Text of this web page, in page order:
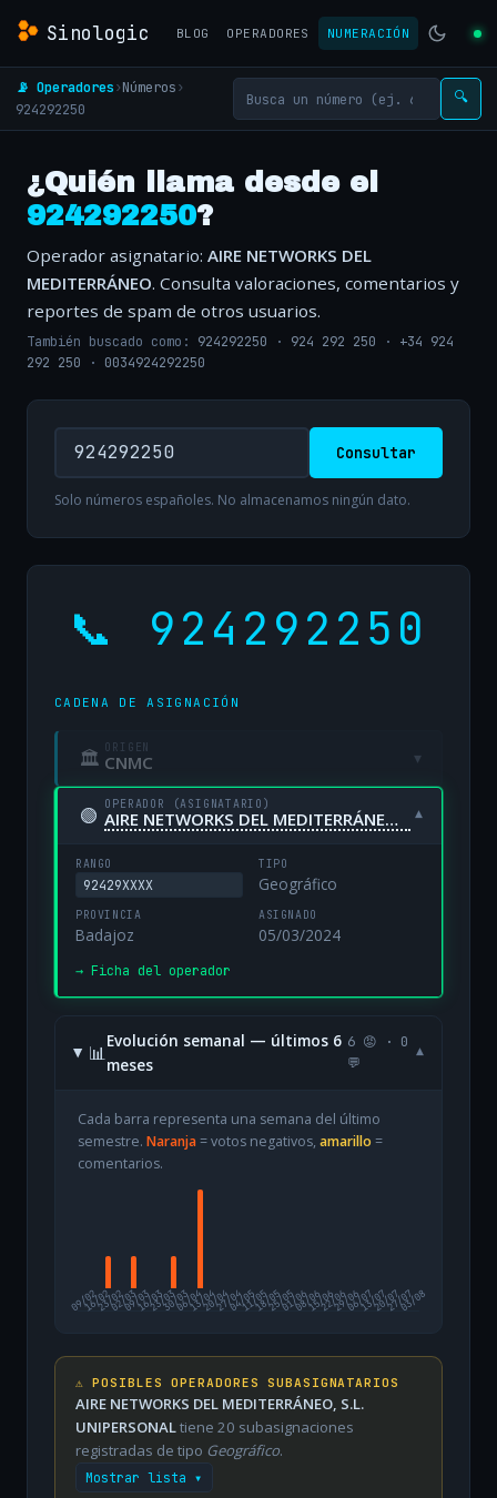
Sinologic BLOG OPERADORES NUMERACIÓN
📡 Operadores›Números›
924292250
🔍
¿Quién llama desde el
924292250?
Operador asignatario: AIRE NETWORKS DEL
MEDITERRÁNEO. Consulta valoraciones, comentarios y
reportes de spam de otros usuarios.
También buscado como: 924292250 · 924 292 250 · +34 924
292 250 · 0034924292250
Consultar
Solo números españoles. No almacenamos ningún dato.
📞 924292250
CADENA DE ASIGNACIÓN
🏛 ORIGEN
CNMC ▾
🟢 OPERADOR (ASIGNATARIO)
AIRE NETWORKS DEL MEDITERRÁNEO, S.L. UNIPERSONAL ▾
RANGO
92429XXXX
TIPO
Geográfico
PROVINCIA
Badajoz
ASIGNADO
05/03/2024
→ Ficha del operador
📊
Evolución semanal — últimos 6
meses
6 😡 · 0
💬
▾
Cada barra representa una semana del último
semestre. Naranja= votos negativos, amarillo =
comentarios.
09/02
16/0223/0202/0309/0316/0323/0330/0306/0413/0420/0427/0404/0511/0518/0525/0501/0608/0615/0622/0629/0606/0713/0720/0727/07
03/08
⚠️ POSIBLES OPERADORES SUBASIGNATARIOS
AIRE NETWORKS DEL MEDITERRÁNEO, S.L.
UNIPERSONALtiene 20 subasignaciones
registradas de tipo Geográfico.
Mostrar lista ▾